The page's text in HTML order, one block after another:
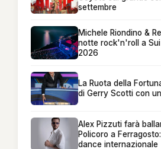
settembre
Michele Riondino &
notte rock'n'roll a
2026
La Ruota della
di Gerry Scotti con
Alex Pizzuti farà
Policoro a
dance internazionale